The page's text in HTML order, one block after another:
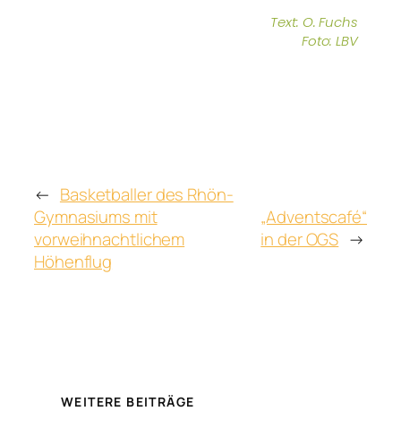
Text: O. Fuchs
Foto: LBV
← Basketballer des Rhön-
Gymnasiums mit
vorweihnachtlichem
Höhenflug
„Adventscafé“
in der OGS →
WEITERE BEITRÄGE